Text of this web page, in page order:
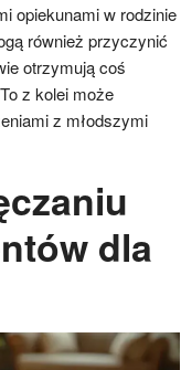
opiekunami w rodzinie
również przyczynić
otrzymują coś
z kolei może
z młodszymi
dla